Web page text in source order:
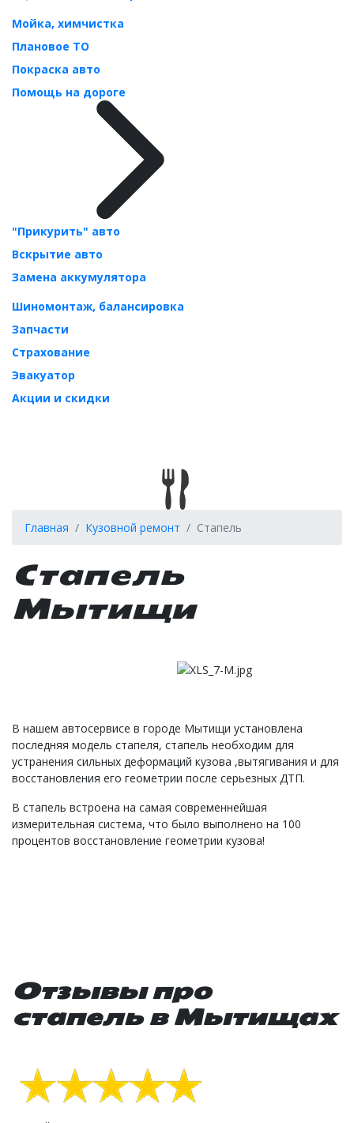
Мойка, химчистка
Плановое ТО
Покраска авто
Помощь на дороге
"Прикурить" авто
Вскрытие авто
Замена аккумулятора
Шиномонтаж, балансировка
Запчасти
Страхование
Эвакуатор
Акции и скидки
Главная Кузовной ремонт Стапель
Стапель
Мытищи
В нашем автосервисе в городе Мытищи установлена
последняя модель стапеля, стапель необходим для
устранения сильных деформаций кузова ,вытягивания и для
восстановления его геометрии после серьезных ДТП.
В стапель встроена на самая современнейшая
измерительная система, что было выполнено на 100
процентов восстановление геометрии кузова!
Отзывы про
стапель в Мытищах